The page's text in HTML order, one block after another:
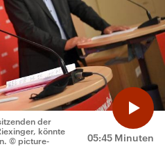
05:45 Minuten
der
könnte
© picture-